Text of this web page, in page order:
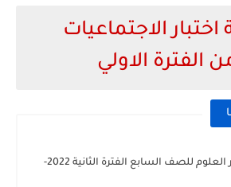
اختبار الاجتماعيات
الفترة الاولي
نموذج اجابة اختبار العلوم للصف السابع الفترة الثانية 2022-